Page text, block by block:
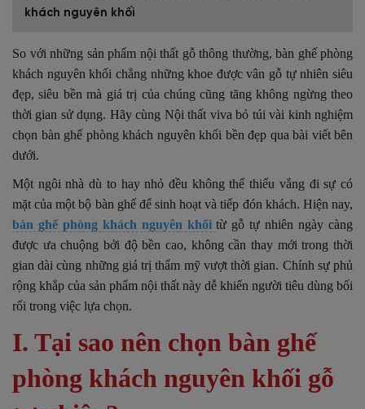
khách nguyên khối
So với những sản phẩm nội thất gỗ thông thường, bàn ghế phòng
khách nguyên khối chẳng những khoe được vân gỗ tự nhiên siêu
đẹp, siêu bền mà giá trị của chúng cũng tăng không ngừng theo
thời gian sử dụng. Hãy cùng Nội thất viva bỏ túi vài kinh nghiệm
chọn bàn ghế phòng khách nguyên khối bền đẹp qua bài viết bên
dưới.
Một ngôi nhà dù to hay nhỏ đều không thể thiếu vắng đi sự có
mặt của một bộ bàn ghế để sinh hoạt và tiếp đón khách. Hiện nay,
bàn ghế phòng khách nguyên khốitừ gỗ tự nhiên ngày càng
được ưa chuộng bởi độ bền cao, không cần thay mới trong thời
gian dài cùng những giá trị thẩm mỹ vượt thời gian. Chính sự phủ
rộng khắp của sản phẩm nội thất này dễ khiến người tiêu dùng bối
rối trong việc lựa chọn.
I. Tại sao nên chọn bàn ghế
phòng khách nguyên khối gỗ